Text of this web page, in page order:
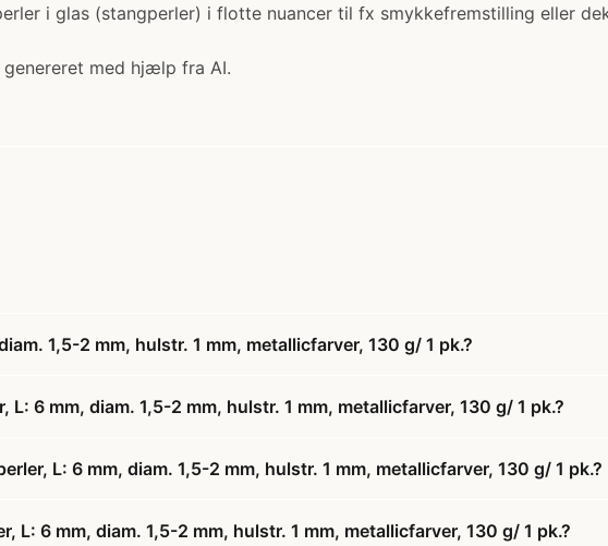
i glas (stangperler) i flotte nuancer til fx smykkefremstilling eller
med hjælp fra AI.
1,5-2 mm, hulstr. 1 mm, metallicfarver, 130 g/ 1 pk.?
6 mm, diam. 1,5-2 mm, hulstr. 1 mm, metallicfarver, 130 g/ 1 pk.?
L: 6 mm, diam. 1,5-2 mm, hulstr. 1 mm, metallicfarver, 130 g/ 1 pk.?
L: 6 mm, diam. 1,5-2 mm, hulstr. 1 mm, metallicfarver, 130 g/ 1 pk.?